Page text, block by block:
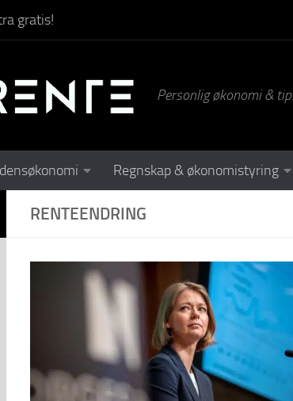
gratis!
Personlig økonomi &
Regnskap & økonomistyring
RENTEENDRING